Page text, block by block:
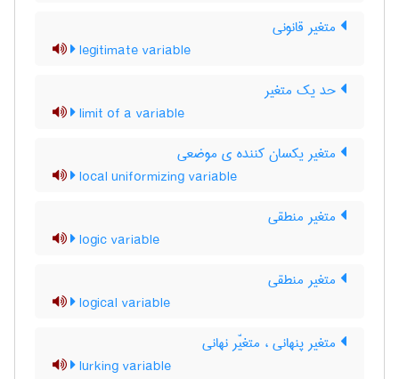
متغیر قانونی
legitimate variable
حد یک متغیر
limit of a variable
متغیر یکسان کننده ی موضعی
local uniformizing variable
متغیر منطقی
logic variable
متغیر منطقی
logical variable
متغیر پنهانی ، متغیّر نهانی
lurking variable